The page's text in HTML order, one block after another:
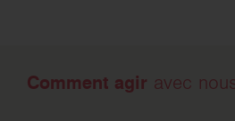
Comment agir avec